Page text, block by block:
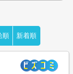
順 新着順